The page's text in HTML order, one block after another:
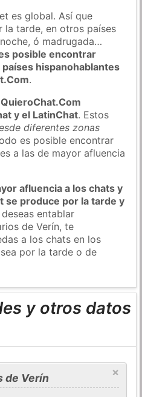
es global. Así que
la tarde, en otros países
ó madrugada…
posible encontrar
hispanohablantes
.
y el LatinChat. Estos
diferentes zonas
es posible encontrar
a las de mayor afluencia
afluencia a los chats y
se produce por la tarde y
entablar
de Verín, te
a los chats en los
por la tarde o de
y otros datos
×
de Verín